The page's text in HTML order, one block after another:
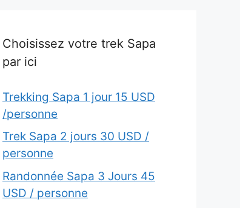
Choisissez votre trek Sapa
par ici
Trekking Sapa 1 jour 15 USD
/personne
Trek Sapa 2 jours 30 USD /
personne
Randonnée Sapa 3 Jours 45
USD / personne